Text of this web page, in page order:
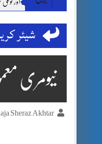
بارشیں، لینڈ سلائیڈنگ اور کوٹلی ستیاں
شیئر
نیومری
Sheraz Akhtar